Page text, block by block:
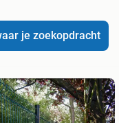
je zoekopdracht